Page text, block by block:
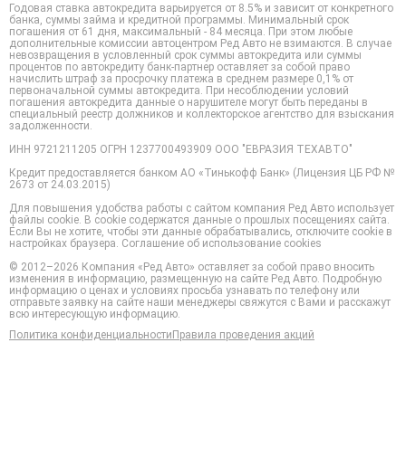
Годовая ставка автокредита варьируется от 8.5% и зависит от конкретного
банка, суммы займа и кредитной программы. Минимальный срок
погашения от 61 дня, максимальный - 84 месяца. При этом любые
дополнительные комиссии автоцентром Ред Авто не взимаются. В случае
невозвращения в условленный срок суммы автокредита или суммы
процентов по автокредиту банк-партнер оставляет за собой право
начислить штраф за просрочку платежа в среднем размере 0,1% от
первоначальной суммы автокредита. При несоблюдении условий
погашения автокредита данные о нарушителе могут быть переданы в
специальный реестр должников и коллекторское агентство для взыскания
задолженности.
ИНН 9721211205 ОГРН 1237700493909 ООО "ЕВРАЗИЯ ТЕХАВТО"
Кредит предоставляется банком АО «Тинькофф Банк» (Лицензия ЦБ РФ №
2673 от 24.03.2015)
Для повышения удобства работы с сайтом компания Ред Авто использует
файлы cookie. В cookie содержатся данные о прошлых посещениях сайта.
Если Вы не хотите, чтобы эти данные обрабатывались, отключите cookie в
настройках браузера. Соглашение об использование cookies
©️ 2012–2026 Компания «Ред Авто» оставляет за собой право вносить
изменения в информацию, размещенную на сайте Ред Авто. Подробную
информацию о ценах и условиях просьба узнавать по телефону или
отправьте заявку на сайте наши менеджеры свяжутся с Вами и расскажут
всю интересующую информацию.
Политика конфиденциальностиПравила проведения акций